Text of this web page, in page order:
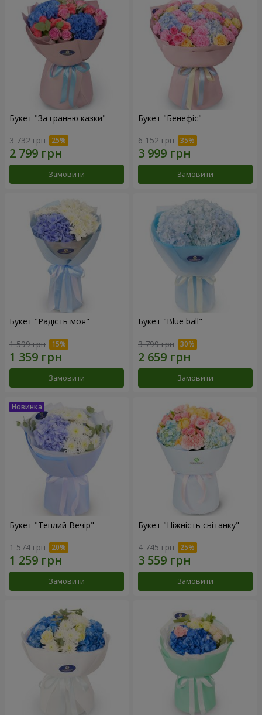
Букет "За гранню казки"
3 732 грн
Замовити
Букет "Бенефіс"
6 152 грн
Замовити
Букет "Радість моя"
1 599 грн
Замовити
Букет "Blue ball"
3 799 грн
Замовити
Букет "Теплий Вечір"
1 574 грн
Замовити
Букет "Ніжність світанку"
4 745 грн
Замовити